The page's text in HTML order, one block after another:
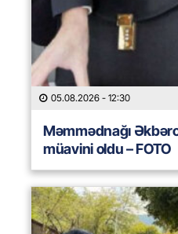
05.08.2026 - 12:30
Məmmədnağı
müavini oldu – FOTO